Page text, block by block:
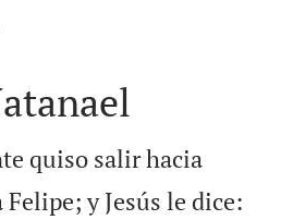
quiso salir hacia
y Jesús le dice: